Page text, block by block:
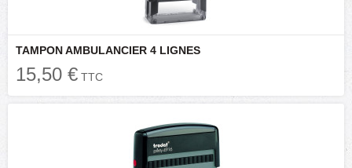
TAMPON AMBULANCIER 4 LIGNES
15,50 € TTC